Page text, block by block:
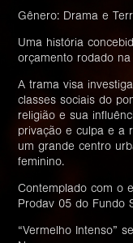
Gênero: Drama e
Uma história
orçamento rodado
A trama visa
classes sociais do
religião e sua
privação e culpa e a
um grande centro
feminino.
Contemplado com o
Prodav 05 do Fundo
“Vermelho Intenso”